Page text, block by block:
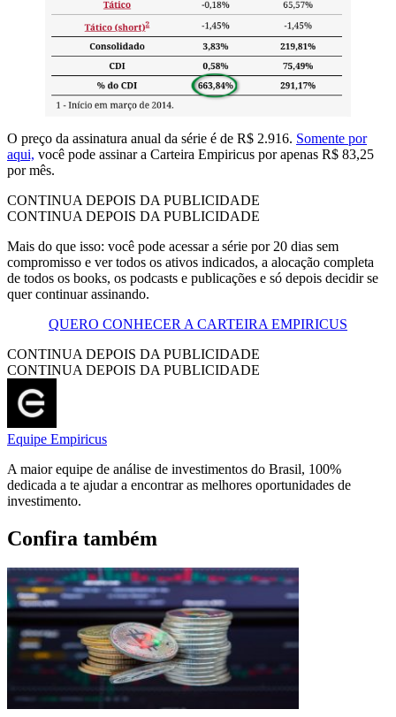
O preço da assinatura anual da série é de R$ 2.916. Somente por
aqui, você pode assinar a Carteira Empiricus por apenas R$ 83,25
por mês.
CONTINUA DEPOIS DA PUBLICIDADE
CONTINUA DEPOIS DA PUBLICIDADE
Mais do que isso: você pode acessar a série por 20 dias sem
compromisso e ver todos os ativos indicados, a alocação completa
de todos os books, os podcasts e publicações e só depois decidir se
quer continuar assinando.
QUERO CONHECER A CARTEIRA EMPIRICUS
CONTINUA DEPOIS DA PUBLICIDADE
CONTINUA DEPOIS DA PUBLICIDADE
Equipe Empiricus
A maior equipe de análise de investimentos do Brasil, 100%
dedicada a te ajudar a encontrar as melhores oportunidades de
investimento.
Confira também